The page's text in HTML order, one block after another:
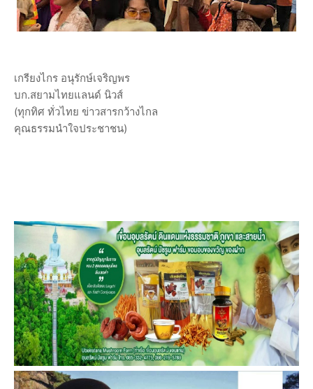
เกรียงไกร อนุรักษ์เจริญพร
บก.สยามไทยแลนด์ นิวส์
(ทุกทิศ ทั่วไทย ข่าวสารกว้างไกล
คุณธรรมนำใจประชาชน)